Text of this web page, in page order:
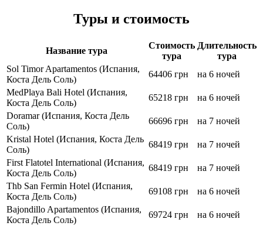
Туры и стоимость
Название тура
Стоимость
тура
Длительность
тура
Sol Timor Apartamentos (Испания,
Коста Дель Соль)
64406 грн
на 6 ночей
MedPlaya Bali Hotel (Испания,
Коста Дель Соль)
65218 грн
на 6 ночей
Doramar (Испания, Коста Дель
Соль)
66696 грн
на 7 ночей
Kristal Hotel (Испания, Коста Дель
Соль)
68419 грн
на 7 ночей
First Flatotel International (Испания,
Коста Дель Соль)
68419 грн
на 7 ночей
Thb San Fermin Hotel (Испания,
Коста Дель Соль)
69108 грн
на 6 ночей
Bajondillo Apartamentos (Испания,
Коста Дель Соль)
69724 грн
на 6 ночей